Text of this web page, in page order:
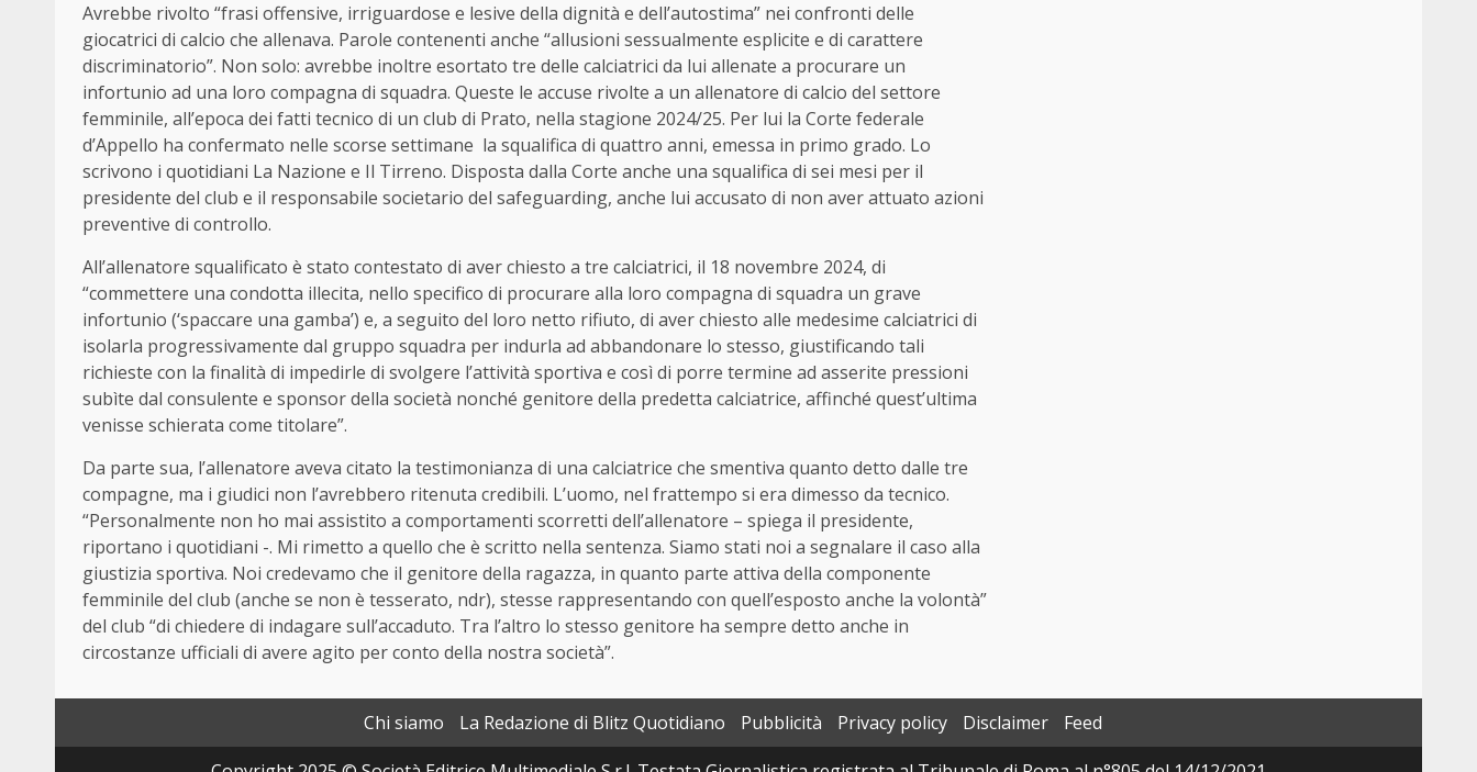
Avrebbe rivolto “frasi offensive, irriguardose e lesive della dignità e dell’autostima” nei confronti delle
giocatrici di calcio che allenava. Parole contenenti anche “allusioni sessualmente esplicite e di carattere
discriminatorio”. Non solo: avrebbe inoltre esortato tre delle calciatrici da lui allenate a procurare un
infortunio ad una loro compagna di squadra. Queste le accuse rivolte a un allenatore di calcio del settore
femminile, all’epoca dei fatti tecnico di un club di Prato, nella stagione 2024/25. Per lui la Corte federale
d’Appello ha confermato nelle scorse settimane la squalifica di quattro anni, emessa in primo grado. Lo
scrivono i quotidiani La Nazione e Il Tirreno. Disposta dalla Corte anche una squalifica di sei mesi per il
presidente del club e il responsabile societario del safeguarding, anche lui accusato di non aver attuato azioni
preventive di controllo.
All’allenatore squalificato è stato contestato di aver chiesto a tre calciatrici, il 18 novembre 2024, di
“commettere una condotta illecita, nello specifico di procurare alla loro compagna di squadra un grave
infortunio (‘spaccare una gamba’) e, a seguito del loro netto rifiuto, di aver chiesto alle medesime calciatrici di
isolarla progressivamente dal gruppo squadra per indurla ad abbandonare lo stesso, giustificando tali
richieste con la finalità di impedirle di svolgere l’attività sportiva e così di porre termine ad asserite pressioni
subìte dal consulente e sponsor della società nonché genitore della predetta calciatrice, affinché quest’ultima
venisse schierata come titolare”.
Da parte sua, l’allenatore aveva citato la testimonianza di una calciatrice che smentiva quanto detto dalle tre
compagne, ma i giudici non l’avrebbero ritenuta credibili. L’uomo, nel frattempo si era dimesso da tecnico.
“Personalmente non ho mai assistito a comportamenti scorretti dell’allenatore – spiega il presidente,
riportano i quotidiani -. Mi rimetto a quello che è scritto nella sentenza. Siamo stati noi a segnalare il caso alla
giustizia sportiva. Noi credevamo che il genitore della ragazza, in quanto parte attiva della componente
femminile del club (anche se non è tesserato, ndr), stesse rappresentando con quell’esposto anche la volontà”
del club “di chiedere di indagare sull’accaduto. Tra l’altro lo stesso genitore ha sempre detto anche in
circostanze ufficiali di avere agito per conto della nostra società”.
Chi siamo La Redazione di Blitz Quotidiano Pubblicità Privacy policy Disclaimer
Feed